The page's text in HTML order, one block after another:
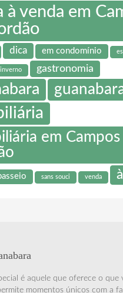
à venda em
dica em condomínio
gastronomia
em
sans souci venda
é aquele que oferece o que
momentos únicos com a